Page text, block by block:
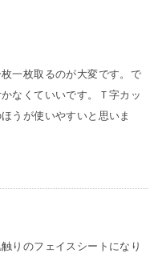
一枚取るのが大変です。で
なくていいです。Ｔ字カッ
うが使いやすいと思いま
りのフェイスシートになり